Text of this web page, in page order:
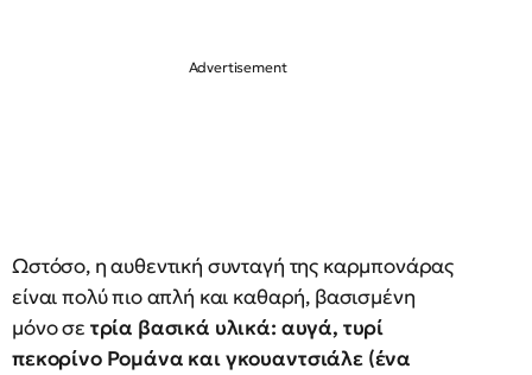
Ωστόσο, η αυθεντική συνταγή της καρμπονάρας
είναι πολύ πιο απλή και καθαρή, βασισμένη
μόνο σε τρία βασικά υλικά: αυγά, τυρί
πεκορίνο Ρομάνα και γκουαντσιάλε (ένα